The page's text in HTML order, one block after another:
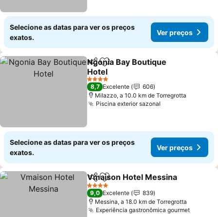
Selecione as datas para ver os preços
exatos.
Ver preços
PartilharAdicionar aos favoritos
Ngonia Bay Boutique
Hotel
4 Estrelas
8,7 Excelente
606
Milazzo, a 10.0 km de Torregrotta
Piscina exterior sazonal
Selecione as datas para ver os preços
exatos.
Ver preços
PartilharAdicionar aos favoritos
Vmaison Hotel Messina
4 Estrelas
9,0 Excelente
839
Messina, a 18.0 km de Torregrotta
Experiência gastronômica gourmet